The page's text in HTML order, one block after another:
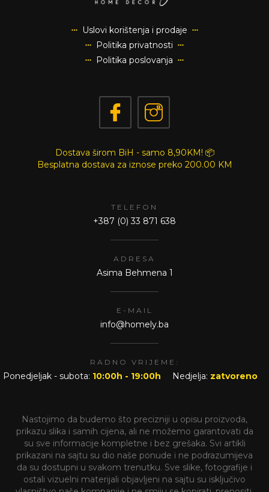
Uslovi korištenja i prodaje
Politika privatnosti
Politika poslovanja
Dostava širom BiH - samo 8,90KM! 📦
Besplatna dostava za iznose preko 200.00 KM
TELEFON
+387 (0) 33 871 638
ADRESA
Asima Behmena 1
E-MAIL
info@homely.ba
RADNO VRIJEME:
Ponedjeljak - subota: 10:00h - 19:00h Nedjelja: zatvoreno
Nastojimo da budemo što precizniji u opisu proizvoda,
prikazu slika i samih cijena, ali ne možemo garantovati da
su sve informacije kompletne i bez grešaka. Svi artikli
prikazani na sajtu su dio naše ponude i ne podrazumijeva
da su dostupni u svakom trenutku. Sve slike, fotografije i
ostali vizuelni materijali objavljeni na sajtu su isključivo